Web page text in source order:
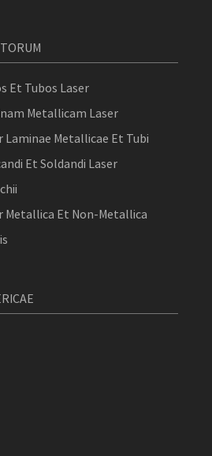
Et Tubos Laser
Metallicam Laser
Laminae Metallicae Et Tubi
Et Soldandi Laser
Metallica Et Non-Metallica